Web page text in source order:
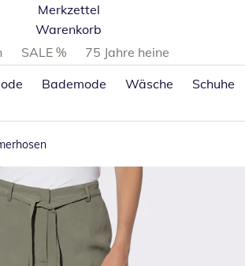
Merkzettel
Warenkorb
überspringen
SALE %
75 Jahre heine
Bademode Wäsche Schuhe